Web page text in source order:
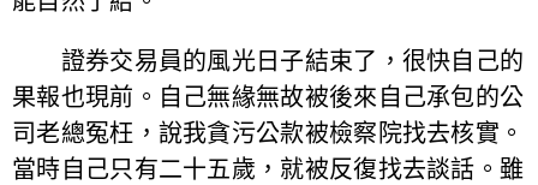
證券交易員的風光日子結束了，很快自己的
果報也現前。自己無緣無故被後來自己承包的公
司老總冤枉，說我貪污公款被檢察院找去核實。
當時自己只有二十五歲，就被反復找去談話。雖